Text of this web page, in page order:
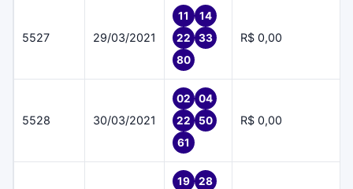
5527 29/03/2021
11
14
22
33
80
R$ 0,00
5528 30/03/2021
02
04
22
50
61
R$ 0,00
19
28